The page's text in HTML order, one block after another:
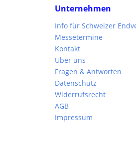
Unternehmen
Info für Schweizer
Messetermine
Kontakt
Über uns
Fragen & Antworten
Datenschutz
Widerrufsrecht
AGB
Impressum